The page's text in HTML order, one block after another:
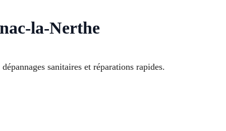
la-Nerthe
sanitaires et réparations rapides.